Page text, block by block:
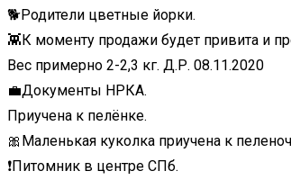
🐕Родители цветные йорки.
👾К моменту продажи будет привита и
Вес примерно 2-2,3 кг. Д.Р. 08.11.2020
💼Документы НРКА.
Приучена к пелёнке.
🎀Маленькая куколка приучена к
❗Питомник в центре СПб.